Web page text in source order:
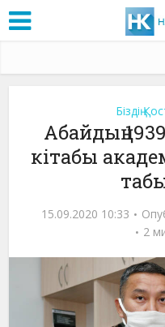
Біздің
Абайдың
кітабы
15.09.2020 10:33
2